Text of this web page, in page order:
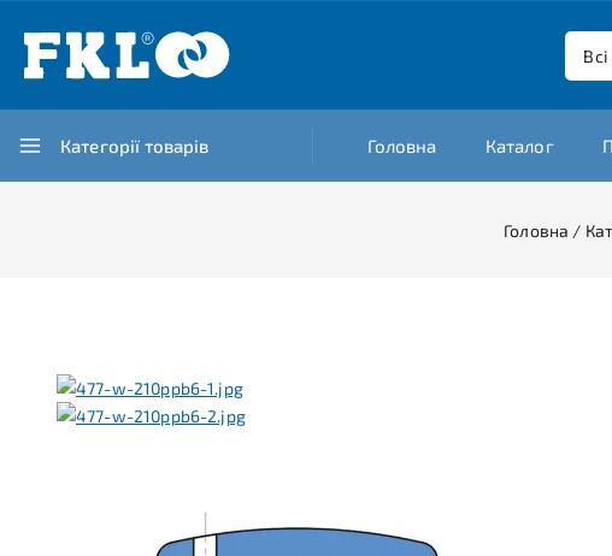
Категорії товарів Головна Каталог
Головна /